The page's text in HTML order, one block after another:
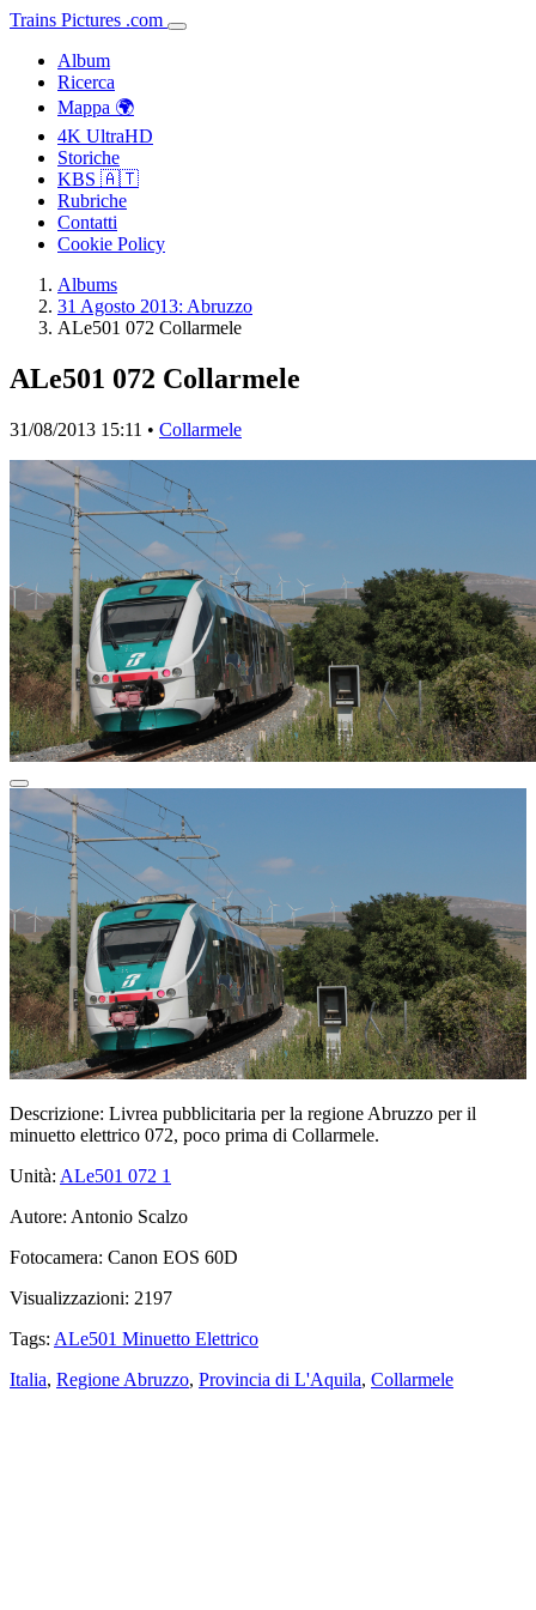
Trains Pictures .com
Album
Ricerca
Mappa 🌍
4K UltraHD
Storiche
KBS 🇦🇹
Rubriche
Contatti
Cookie Policy
Albums
31 Agosto 2013: Abruzzo
ALe501 072 Collarmele
ALe501 072 Collarmele
31/08/2013 15:11 • Collarmele
Descrizione: Livrea pubblicitaria per la regione Abruzzo per il
minuetto elettrico 072, poco prima di Collarmele.
Unità: ALe501 072 1
Autore: Antonio Scalzo
Fotocamera: Canon EOS 60D
Visualizzazioni: 2197
Tags: ALe501 Minuetto Elettrico
Italia, Regione Abruzzo, Provincia di L'Aquila, Collarmele